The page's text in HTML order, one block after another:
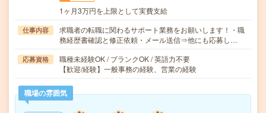
1ヶ月3万円を上限として実費支給
仕事内容
求職者の転職に関わるサポート業務をお願いします！・職
務経歴書確認と修正依頼・メール送信⇒他にも応募し…
応募資格
職種未経験OK / ブランクOK / 英語力不要
【歓迎/経験】一般事務の経験、営業の経験
職場の雰囲気